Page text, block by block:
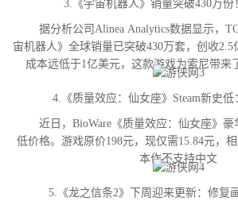
3.《宇宙机器人》销量突破430万份
据分析公司Alinea Analytics数据显示，
宙机器人》全球销量已突破430万套，创收
成本远低于1亿美元，这款游戏为索尼带来
4.《质量效应：仙女座》Steam新史低
近日，BioWare《质量效应：仙女座》豪
低价格。游戏原价198元，现仅需15.84元，
本作不支持中文
5.《龙之信条2》下周迎来更新：修复